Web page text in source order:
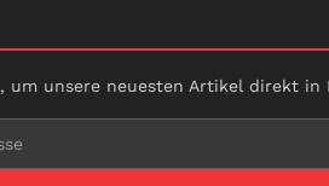
um unsere neuesten Artikel direkt